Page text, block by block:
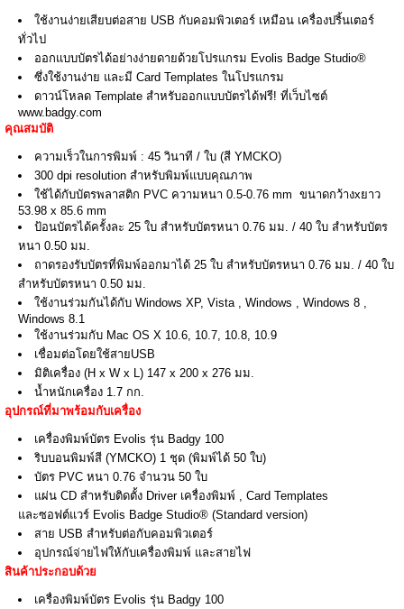
ใช้งานง่ายเสียบต่อสาย USB กับคอมพิวเตอร์ เหมือน เครื่องปริ้นเตอร์
ทั่วไป
ออกแบบบัตรได้อย่างง่ายดายด้วยโปรแกรม Evolis Badge Studio®
ซึ่งใช้งานง่าย และมี Card Templates ในโปรแกรม
ดาวน์โหลด Template สำหรับออกแบบบัตรได้ฟรี! ที่เว็บไซต์
www.badgy.com
คุณสมบัติ
ความเร็วในการพิมพ์ : 45 วินาที / ใบ (สี YMCKO)
300 dpi resolution สำหรับพิมพ์แบบคุณภาพ
ใช้ได้กับบัตรพลาสติก PVC ความหนา 0.5-0.76 mm ขนาดกว้างxยาว
53.98 x 85.6 mm
ป้อนบัตรได้ครั้งละ 25 ใบ สำหรับบัตรหนา 0.76 มม. / 40 ใบ สำหรับบัตร
หนา 0.50 มม.
ถาดรองรับบัตรที่พิมพ์ออกมาได้ 25 ใบ สำหรับบัตรหนา 0.76 มม. / 40 ใบ
สำหรับบัตรหนา 0.50 มม.
ใช้งานร่วมกันได้กับ Windows XP, Vista , Windows , Windows 8 ,
Windows 8.1
ใช้งานร่วมกับ Mac OS X 10.6, 10.7, 10.8, 10.9
เชื่อมต่อโดยใช้สายUSB
มิติเครื่อง (H x W x L) 147 x 200 x 276 มม.
น้ำหนักเครื่อง 1.7 กก.
อุปกรณ์ที่มาพร้อมกับเครื่อง
เครื่องพิมพ์บัตร Evolis รุ่น Badgy 100
ริบบอนพิมพ์สี (YMCKO) 1 ชุด (พิมพ์ได้ 50 ใบ)
บัตร PVC หนา 0.76 จำนวน 50 ใบ
แผ่น CD สำหรับติดตั้ง Driver เครื่องพิมพ์ , Card Templates
และซอฟต์แวร์ Evolis Badge Studio® (Standard version)
สาย USB สำหรับต่อกับคอมพิวเตอร์
อุปกรณ์จ่ายไฟให้กับเครื่องพิมพ์ และสายไฟ
สินค้าประกอบด้วย
เครื่องพิมพ์บัตร Evolis รุ่น Badgy 100